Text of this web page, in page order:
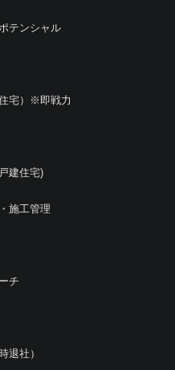
テンシャル
宅）※即戦力
建住宅)
施工管理
チ
退社）